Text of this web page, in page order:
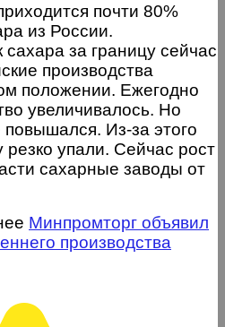
почти 80%
из России.
за границу сейчас
производства
положении. Ежегодно
увеличивалось. Но
Из-за этого
упали. Сейчас рост
сахарные заводы от
Минпромторг объявил
производства